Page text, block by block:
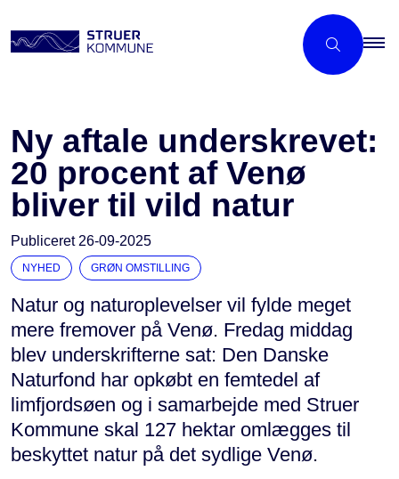
Ny aftale underskrevet:
20 procent af Venø
bliver til vild natur
Publiceret 26-09-2025
NYHED GRØN OMSTILLING
Natur og naturoplevelser vil fylde meget
mere fremover på Venø. Fredag middag
blev underskrifterne sat: Den Danske
Naturfond har opkøbt en femtedel af
limfjordsøen og i samarbejde med Struer
Kommune skal 127 hektar omlægges til
beskyttet natur på det sydlige Venø.